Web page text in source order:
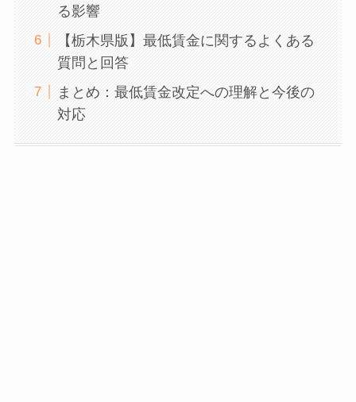
る影響
【栃木県版】最低賃金に関するよくある
質問と回答
まとめ：最低賃金改定への理解と今後の
対応